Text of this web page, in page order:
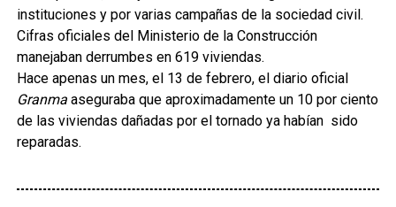
instituciones y por varias campañas de la sociedad civil.
Cifras oficiales del Ministerio de la Construcción
manejaban derrumbes en 619 viviendas.
Hace apenas un mes, el 13 de febrero, el diario oficial
Granma aseguraba que aproximadamente un 10 por ciento
de las viviendas dañadas por el tornado ya habían sido
reparadas.